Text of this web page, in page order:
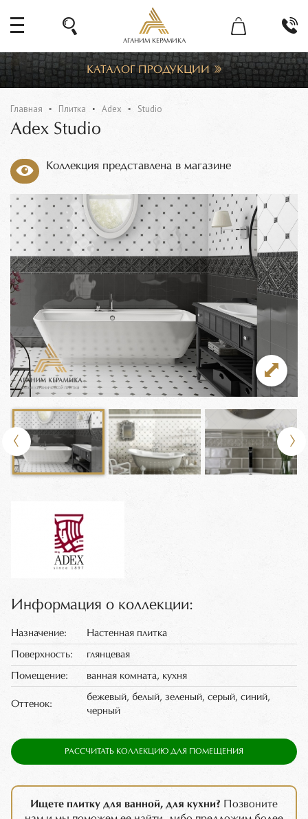
АГАНИМ КЕРАМИКА
КАТАЛОГ ПРОДУКЦИИ
Главная Плитка Adex Studio
Adex Studio
Коллекция представлена в магазине
Информация о коллекции:
Назначение: Настенная плитка
Поверхность: глянцевая
Помещение: ванная комната, кухня
Оттенок:
бежевый, белый, зеленый, серый, синий,
черный
РАССЧИТАТЬ КОЛЛЕКЦИЮ ДЛЯ ПОМЕЩЕНИЯ
Ищете плитку для ванной, для кухни? Позвоните